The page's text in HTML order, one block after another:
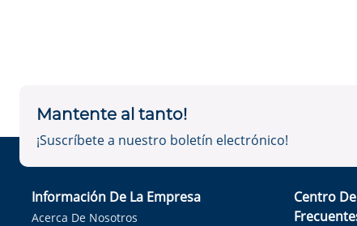
Mantente al tanto!
¡Suscríbete a nuestro boletín electrónico!
Información De La Empresa
Acerca De Nosotros
Centro